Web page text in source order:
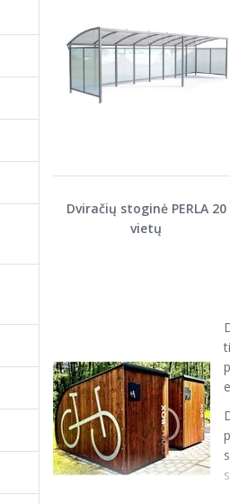
Dviračių stoginė PERLA 20
vietų